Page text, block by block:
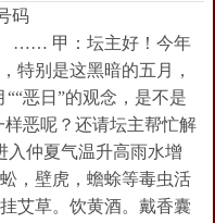
码
…… 甲：坛主好！今年
特别是这黑暗的五月，
恶日”的观念，是不是
样恶呢？还请坛主帮忙解
仲夏气温升高雨水增
，壁虎，蟾蜍等毒虫活
艾草。饮黄酒。戴香囊